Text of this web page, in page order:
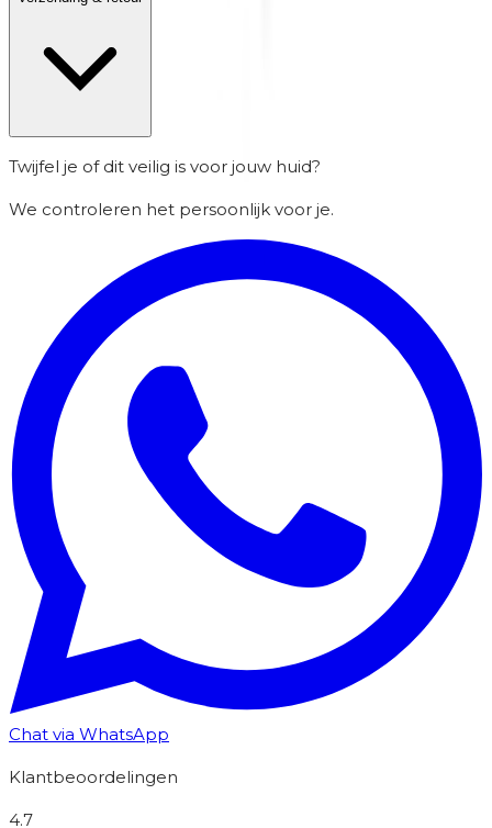
Twijfel je of dit veilig is voor jouw huid?
We controleren het persoonlijk voor je.
Chat via WhatsApp
Klantbeoordelingen
4.7